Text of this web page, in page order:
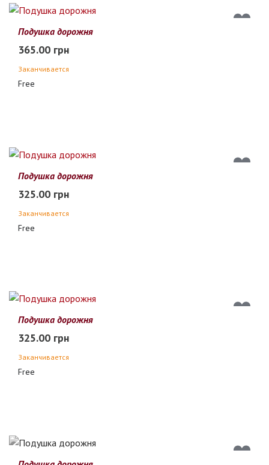
Подушка дорожня
365.00 грн
Заканчивается
Free
Подушка дорожня
325.00 грн
Заканчивается
Free
Подушка дорожня
325.00 грн
Заканчивается
Free